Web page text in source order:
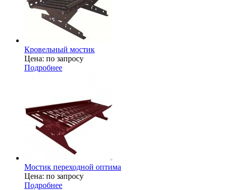
Кровельный мостик
Цена: по запросу
Подробнее
Мостик переходной оптима
Цена: по запросу
Подробнее